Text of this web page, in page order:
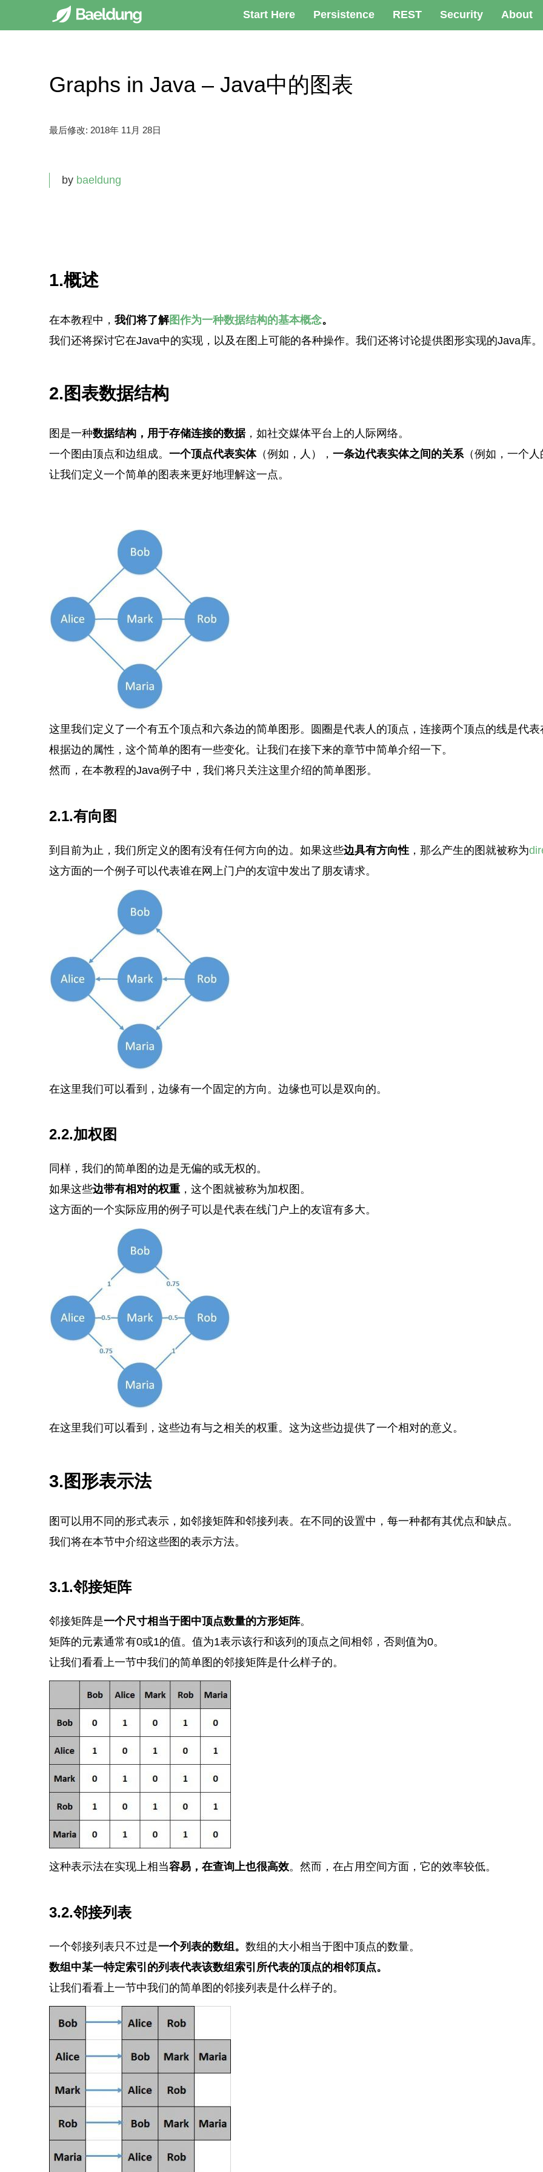
Start Here Persistence REST Security About
Graphs in Java – Java中的图表
最后修改: 2018年 11月 28日
by baeldung
1.概述
在本教程中， 我们将了解图作为一种数据结构的基本概念。
我们还将探讨它在Java中的实现，以及在图上可能的各种操作。我们还将讨论提供图形实现的Java库。
2.图表数据结构
图是一种数据结构，用于存储连接的数据，如社交媒体平台上的人际网络。
一个图由顶点和边组成。 一个顶点代表实体（例如，人）， 一条边代表实体之间的关系（例如，一个人
让我们定义一个简单的图表来更好地理解这一点。
这里我们定义了一个有五个顶点和六条边的简单图形。圆圈是代表人的顶点，连接两个顶点的线是代表
根据边的属性，这个简单的图有一些变化。让我们在接下来的章节中简单介绍一下。
然而，在本教程的Java例子中，我们将只关注这里介绍的简单图形。
2.1.有向图
到目前为止，我们所定义的图有没有任何方向的边。如果这些边具有方向性，那么产生的图就被称为
这方面的一个例子可以代表谁在网上门户的友谊中发出了朋友请求。
在这里我们可以看到，边缘有一个固定的方向。边缘也可以是双向的。
2.2.加权图
同样，我们的简单图的边是无偏的或无权的。
如果这些边带有相对的权重，这个图就被称为加权图。
这方面的一个实际应用的例子可以是代表在线门户上的友谊有多大。
在这里我们可以看到，这些边有与之相关的权重。这为这些边提供了一个相对的意义。
3. 图形表示法
图可以用不同的形式表示，如邻接矩阵和邻接列表。在不同的设置中，每一种都有其优点和缺点。
我们将在本节中介绍这些图的表示方法。
3.1.邻接矩阵
邻接矩阵是一个尺寸相当于图中顶点数量的方形矩阵。
矩阵的元素通常有0或1的值。值为1表示该行和该列的顶点之间相邻，否则值为0。
让我们看看上一节中我们的简单图的邻接矩阵是什么样子的。
这种表示法在实现上相当容易，在查询上也很高效。然而，在占用空间方面，它的效率较低。
3.2.邻接列表
一个邻接列表只不过是一个列表的数组。 数组的大小相当于图中顶点的数量。
数组中某一特定索引的列表代表该数组索引所代表的顶点的相邻顶点。
让我们看看上一节中我们的简单图的邻接列表是什么样子的。